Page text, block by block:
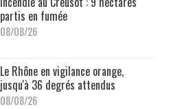
partis en fumée
08/08/26
Le Rhône en vigilance orange,
jusqu'à 36 degrés attendus
08/08/26